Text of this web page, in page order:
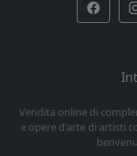
Vendita online di
e opere d'arte di artisti